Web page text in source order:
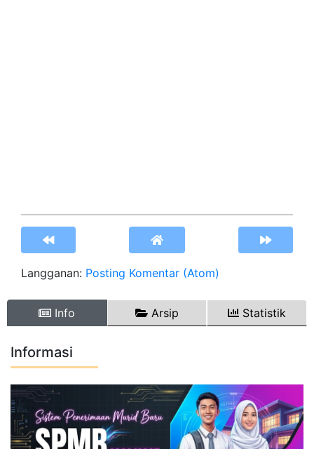
Langganan: Posting Komentar (Atom)
Info Arsip Statistik
Informasi